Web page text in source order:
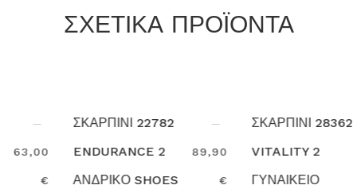
ΣΧΕΤΙΚΑ ΠΡΟΪΟΝΤΑ
ΣΚΑΡΠΙΝΙ 22782
ENDURANCE 2
ΑΝΔΡΙΚΟ SHOES
89,90
€
ΣΚΑΡΠΙΝΙ 28362
VITALITY 2
ΓΥΝΑΙΚΕΙΟ
85,90